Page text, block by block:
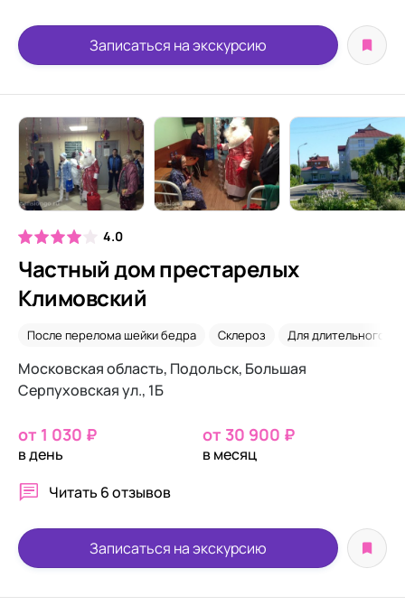
Записаться на экскурсию
4.0
Частный дом престарелых
Климовский
После перелома шейки бедра Склероз Для длительного
Московская область, Подольск, Большая
Серпуховская ул., 1Б
от 1 030 ₽
в день
от 30 900 ₽
в месяц
Читать 6 отзывов
Записаться на экскурсию